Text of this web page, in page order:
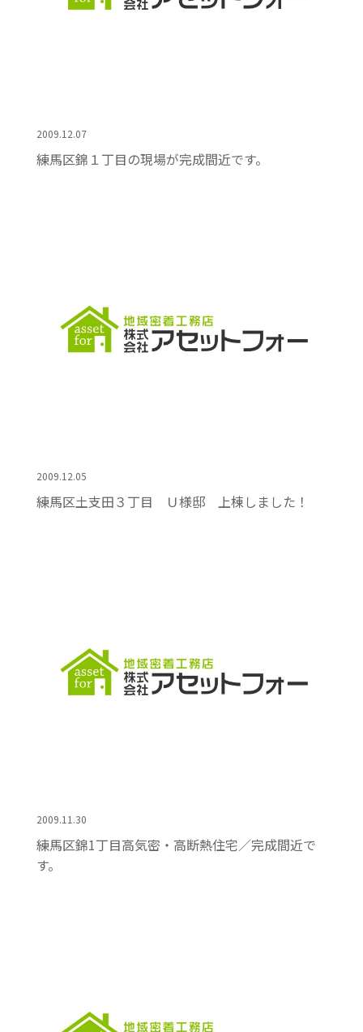
2009.12.07
練馬区錦１丁目の現場が完成間近です。
2009.12.05
練馬区土支田３丁目 Ｕ様邸 上棟しました！
2009.11.30
練馬区錦1丁目高気密・高断熱住宅／完成間近で
す。